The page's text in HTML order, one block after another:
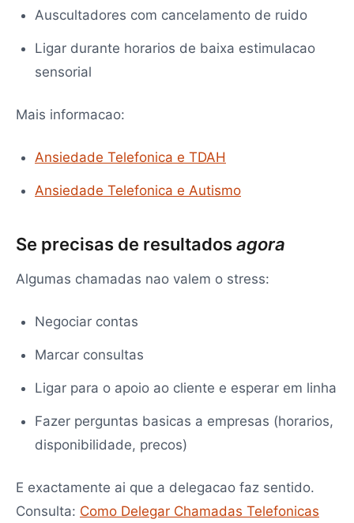
Auscultadores com cancelamento de ruido
Ligar durante horarios de baixa estimulacao
sensorial
Mais informacao:
Ansiedade Telefonica e TDAH
Ansiedade Telefonica e Autismo
Se precisas de resultadosagora
Algumas chamadas nao valem o stress:
Negociar contas
Marcar consultas
Ligar para o apoio ao cliente e esperar em linha
Fazer perguntas basicas a empresas (horarios,
disponibilidade, precos)
E exactamente ai que a delegacao faz sentido.
Consulta: Como Delegar Chamadas Telefonicas